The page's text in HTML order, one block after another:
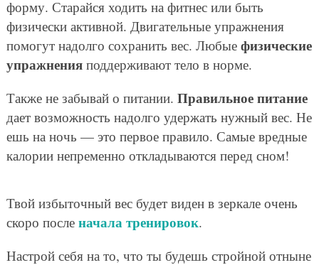
форму. Старайся ходить на фитнес или быть
физически активной. Двигательные упражнения
помогут надолго сохранить вес. Любые физические
упражненияподдерживают тело в норме.
Также не забывай о питании. Правильное питание
дает возможность надолго удержать нужный вес. Не
ешь на ночь — это первое правило. Самые вредные
калории непременно откладываются перед сном!
Твой избыточный вес будет виден в зеркале очень
скоро после начала тренировок.
Настрой себя на то, что ты будешь стройной отныне